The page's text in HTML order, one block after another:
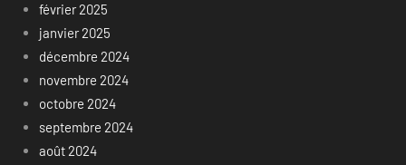
février 2025
janvier 2025
décembre 2024
novembre 2024
octobre 2024
septembre 2024
août 2024